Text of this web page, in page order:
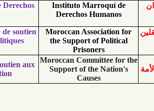
Instituto
Derechos
de Derechos
Moroccan
the Support of
marocaine de soutien
politiques
Moroccan
Support of the
de soutien aux
de la nation